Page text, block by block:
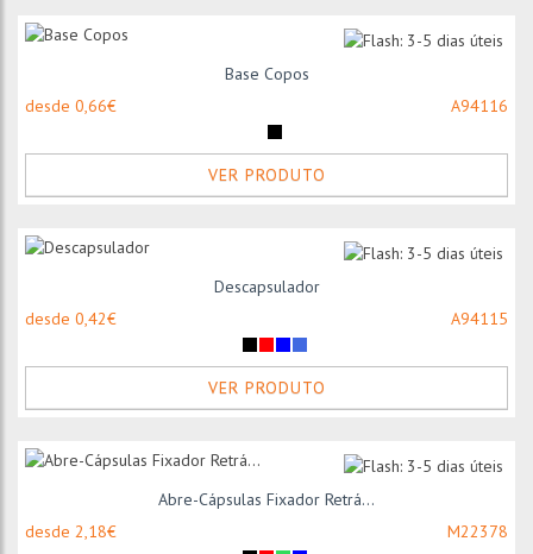
Base Copos
desde 0,66€
A94116
VER PRODUTO
Descapsulador
desde 0,42€
A94115
VER PRODUTO
Abre-Cápsulas Fixador Retrá...
desde 2,18€
M22378